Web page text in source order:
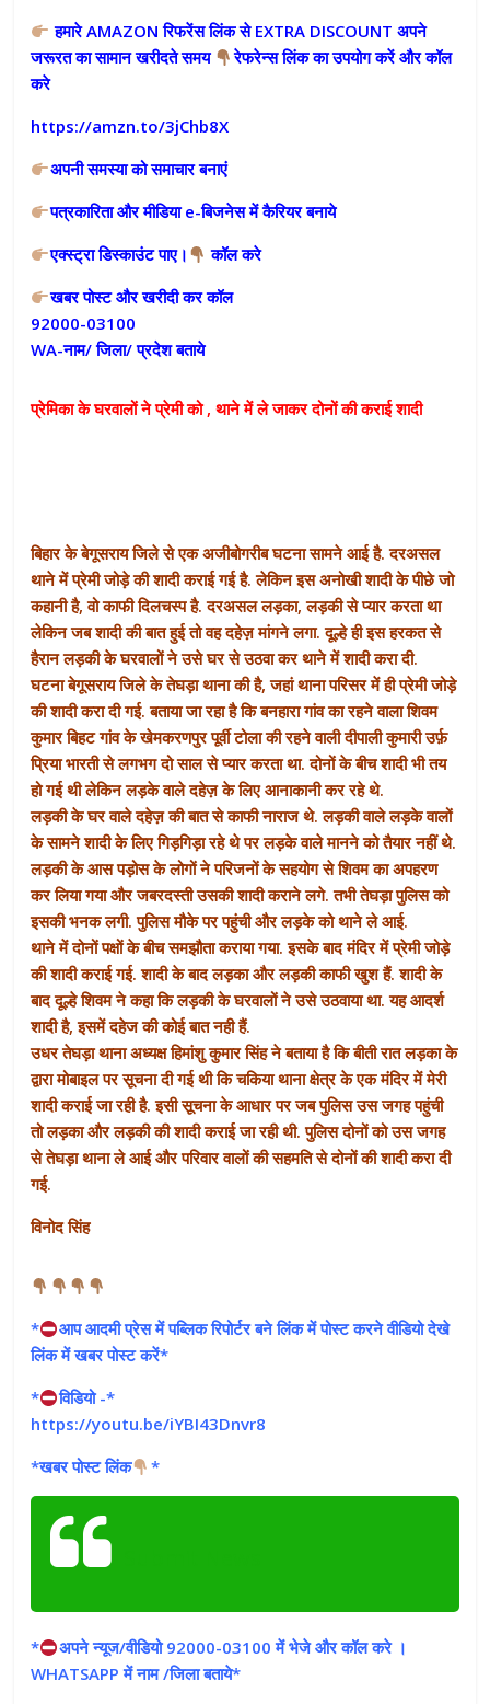
हमारे AMAZON रिफरेंस लिंक से EXTRA DISCOUNT अपने
जरूरत का सामान खरीदते समय
रेफरेन्स लिंक का उपयोग करें और कॉल
करे
https://amzn.to/3jChb8X
अपनी समस्या को समाचार बनाएं
पत्रकारिता और मीडिया e-बिजनेस में कैरियर बनाये
एक्स्ट्रा डिस्काउंट पाए।
कॉल करे
खबर पोस्ट और खरीदी कर कॉल
92000-03100
WA-नाम/ जिला/ प्रदेश बताये
प्रेमिका के घरवालों ने प्रेमी को , थाने में ले जाकर दोनों की कराई शादी
बिहार के बेगूसराय जिले से एक अजीबोगरीब घटना सामने आई है. दरअसल
थाने में प्रेमी जोड़े की शादी कराई गई है. लेकिन इस अनोखी शादी के पीछे जो
कहानी है, वो काफी दिलचस्प है. दरअसल लड़का, लड़की से प्यार करता था
लेकिन जब शादी की बात हुई तो वह दहेज़ मांगने लगा. दूल्हे ही इस हरकत से
हैरान लड़की के घरवालों ने उसे घर से उठवा कर थाने में शादी करा दी.
घटना बेगूसराय जिले के तेघड़ा थाना की है, जहां थाना परिसर में ही प्रेमी जोड़े
की शादी करा दी गई. बताया जा रहा है कि बनहारा गांव का रहने वाला शिवम
कुमार बिहट गांव के खेमकरणपुर पूर्वी टोला की रहने वाली दीपाली कुमारी उर्फ़
प्रिया भारती से लगभग दो साल से प्यार करता था. दोनों के बीच शादी भी तय
हो गई थी लेकिन लड़के वाले दहेज़ के लिए आनाकानी कर रहे थे.
लड़की के घर वाले दहेज़ की बात से काफी नाराज थे. लड़की वाले लड़के वालों
के सामने शादी के लिए गिड़गिड़ा रहे थे पर लड़के वाले मानने को तैयार नहीं थे.
लड़की के आस पड़ोस के लोगों ने परिजनों के सहयोग से शिवम का अपहरण
कर लिया गया और जबरदस्ती उसकी शादी कराने लगे. तभी तेघड़ा पुलिस को
इसकी भनक लगी. पुलिस मौके पर पहुंची और लड़के को थाने ले आई.
थाने में दोनों पक्षों के बीच समझौता कराया गया. इसके बाद मंदिर में प्रेमी जोड़े
की शादी कराई गई. शादी के बाद लड़का और लड़की काफी खुश हैं. शादी के
बाद दूल्हे शिवम ने कहा कि लड़की के घरवालों ने उसे उठवाया था. यह आदर्श
शादी है, इसमें दहेज की कोई बात नही हैं.
उधर तेघड़ा थाना अध्यक्ष हिमांशु कुमार सिंह ने बताया है कि बीती रात लड़का के
द्वारा मोबाइल पर सूचना दी गई थी कि चकिया थाना क्षेत्र के एक मंदिर में मेरी
शादी कराई जा रही है. इसी सूचना के आधार पर जब पुलिस उस जगह पहुंची
तो लड़का और लड़की की शादी कराई जा रही थी. पुलिस दोनों को उस जगह
से तेघड़ा थाना ले आई और परिवार वालों की सहमति से दोनों की शादी करा दी
गई.
विनोद सिंह
*
आप आदमी प्रेस में पब्लिक रिपोर्टर बने लिंक में पोस्ट करने वीडियो देखे
लिंक में खबर पोस्ट करें*
*
विडियो -*
https://youtu.be/iYBI43Dnvr8
*खबर पोस्ट लिंक
*
*
अपने न्यूज/वीडियो 92000-03100 में भेजे और कॉल करे ।
WHATSAPP में नाम /जिला बताये*